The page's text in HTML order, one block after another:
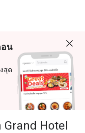
อน
สุด
Hotel